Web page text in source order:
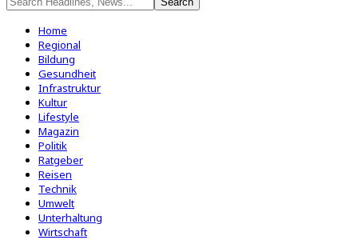
Home
Regional
Bildung
Gesundheit
Infrastruktur
Kultur
Lifestyle
Magazin
Politik
Ratgeber
Reisen
Technik
Umwelt
Unterhaltung
Wirtschaft